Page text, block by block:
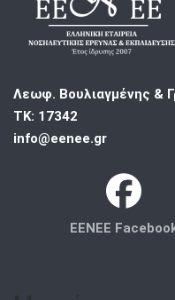
Λεωφ. Βουλιαγμένης &
ΤΚ: 17342
info@eenee.gr
EENEE